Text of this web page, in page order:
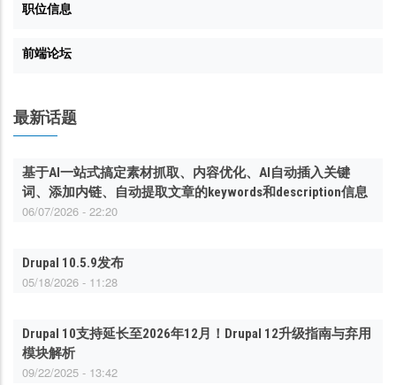
职位信息
前端论坛
最新话题
基于AI一站式搞定素材抓取、内容优化、AI自动插入关键
词、添加内链、自动提取文章的keywords和description信息
06/07/2026 - 22:20
Drupal 10.5.9发布
05/18/2026 - 11:28
Drupal 10支持延长至2026年12月！Drupal 12升级指南与弃用
模块解析
09/22/2025 - 13:42